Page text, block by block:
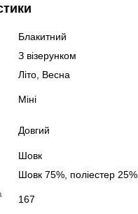
Блакитний
З візерунком
Літо, Весна
Міні
Довгий
Шовк
Шовк 75%, поліестер 25%
167